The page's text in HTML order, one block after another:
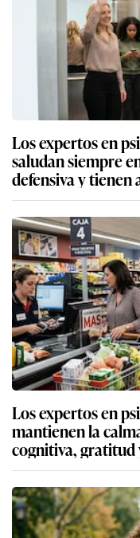
Los expertos en
saludan siempre
defensiva y tienen
Los expertos en
mantienen la
cognitiva,